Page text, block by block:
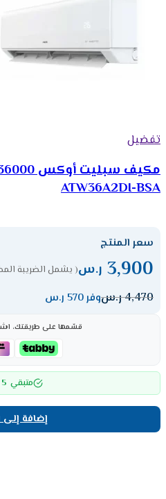
تفضيل
ATW36A2DI-BSA
سعر المنتج
3,900 ر.س( يشمل الضريبة
4,470ر.سوفر 570 ر.س
قسّمها على طريقتك،
متبقي 5
إضافة